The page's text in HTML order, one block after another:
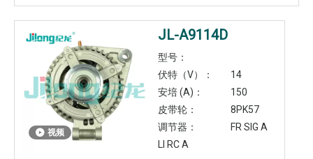
视频
JL-A9114D
型号：
伏特（V）：
14
安培 (A)：
150
皮带轮：
8PK57
调节器：
FR SIG A
LI RC A